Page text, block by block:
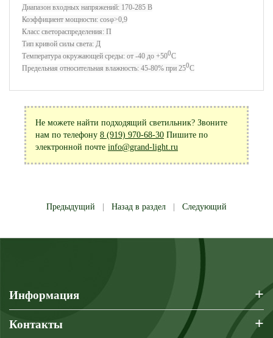
Диапазон входных напряжений: 170-285 В
Коэффициент мощности: cosφ>0,9
Класс светораспределения: П
Тип кривой силы света: Д
Температура окружающей среды: от -40 до +500С
Предельная относительная влажность: 45-80% при 250С
Не можете найти подходящий светильник? Звоните
нам по телефону 8 (919) 970-68-30 Пишите по
электронной почте info@grand-light.ru
Предыдущий Назад в раздел Следующий
Информация +
Контакты +